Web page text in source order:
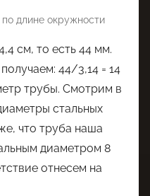
длине окружности
см, то есть 44 мм.
44/3,14 = 14
трубы. Смотрим в
стальных
что труба наша
диаметром 8
отнесем на